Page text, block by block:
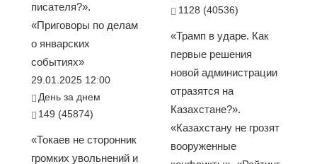
писателя?».
«Приговоры по делам
о январских
событиях»
29.01.2025 12:00
День за днем
149 (45874)
«Токаев не сторонник
громких увольнений и
1128 (40536)
«Трамп в ударе. Как
первые решения
новой администрации
отразятся на
Казахстане?».
«Казахстану не грозят
вооруженные